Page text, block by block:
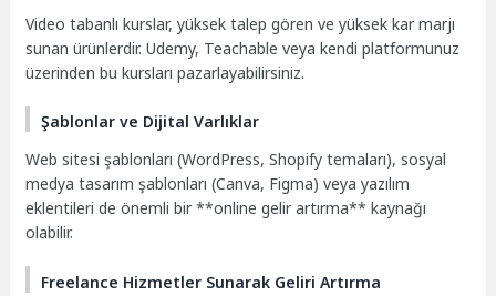
Video tabanlı kurslar, yüksek talep gören ve yüksek kar marjı
sunan ürünlerdir. Udemy, Teachable veya kendi platformunuz
üzerinden bu kursları pazarlayabilirsiniz.
Şablonlar ve Dijital Varlıklar
Web sitesi şablonları (WordPress, Shopify temaları), sosyal
medya tasarım şablonları (Canva, Figma) veya yazılım
eklentileri de önemli bir **online gelir artırma** kaynağı
olabilir.
Freelance Hizmetler Sunarak Geliri Artırma